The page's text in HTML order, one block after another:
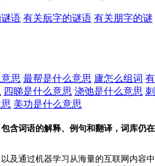
语 有关朊字的谜语 有关朋字的谜
思 最帮是什么意思 廬怎么组词 有
四睇是什么意思 浇弛是什么意思 刺
美功是什么意思
含词语的解释、例句和翻译，词库仍在
及通过机器学习从海量的互联网内容中